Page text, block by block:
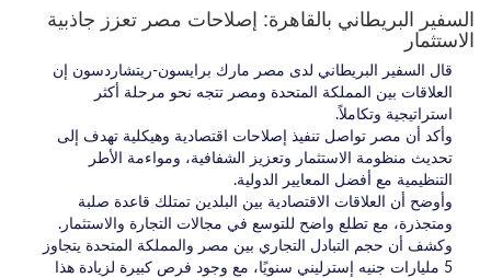
السفير البريطاني بالقاهرة: إصلاحات مصر تعزز جاذبية
الاستثمار
قال السفير البريطاني لدى مصر مارك برايسون-ريتشاردسون إن
العلاقات بين المملكة المتحدة ومصر تتجه نحو مرحلة أكثر
استراتيجية وتكاملاً.
وأكد أن مصر تواصل تنفيذ إصلاحات اقتصادية وهيكلية تهدف إلى
تحديث منظومة الاستثمار وتعزيز الشفافية، ومواءمة الأطر
التنظيمية مع أفضل المعايير الدولية.
وأوضح أن العلاقات الاقتصادية بين البلدين تمتلك قاعدة صلبة
ومتجذرة، مع تطلع واضح للتوسع في مجالات التجارة والاستثمار.
وكشف أن حجم التبادل التجاري بين مصر والمملكة المتحدة يتجاوز
5 مليارات جنيه إسترليني سنويًا، مع وجود فرص كبيرة لزيادة هذا